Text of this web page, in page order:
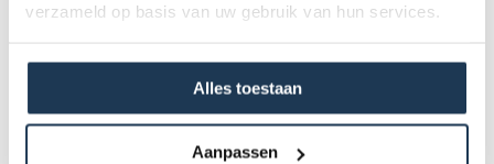
verzameld op basis van uw gebruik van hun services.
Alles toestaan
Aanpassen
Specificaties